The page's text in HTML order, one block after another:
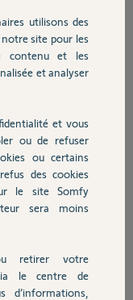
utilisons des
site pour les
contenu et les
et analyser
et vous
ou de refuser
ou certains
des cookies
le site Somfy
sera moins
retirer votre
le centre de
d’informations,